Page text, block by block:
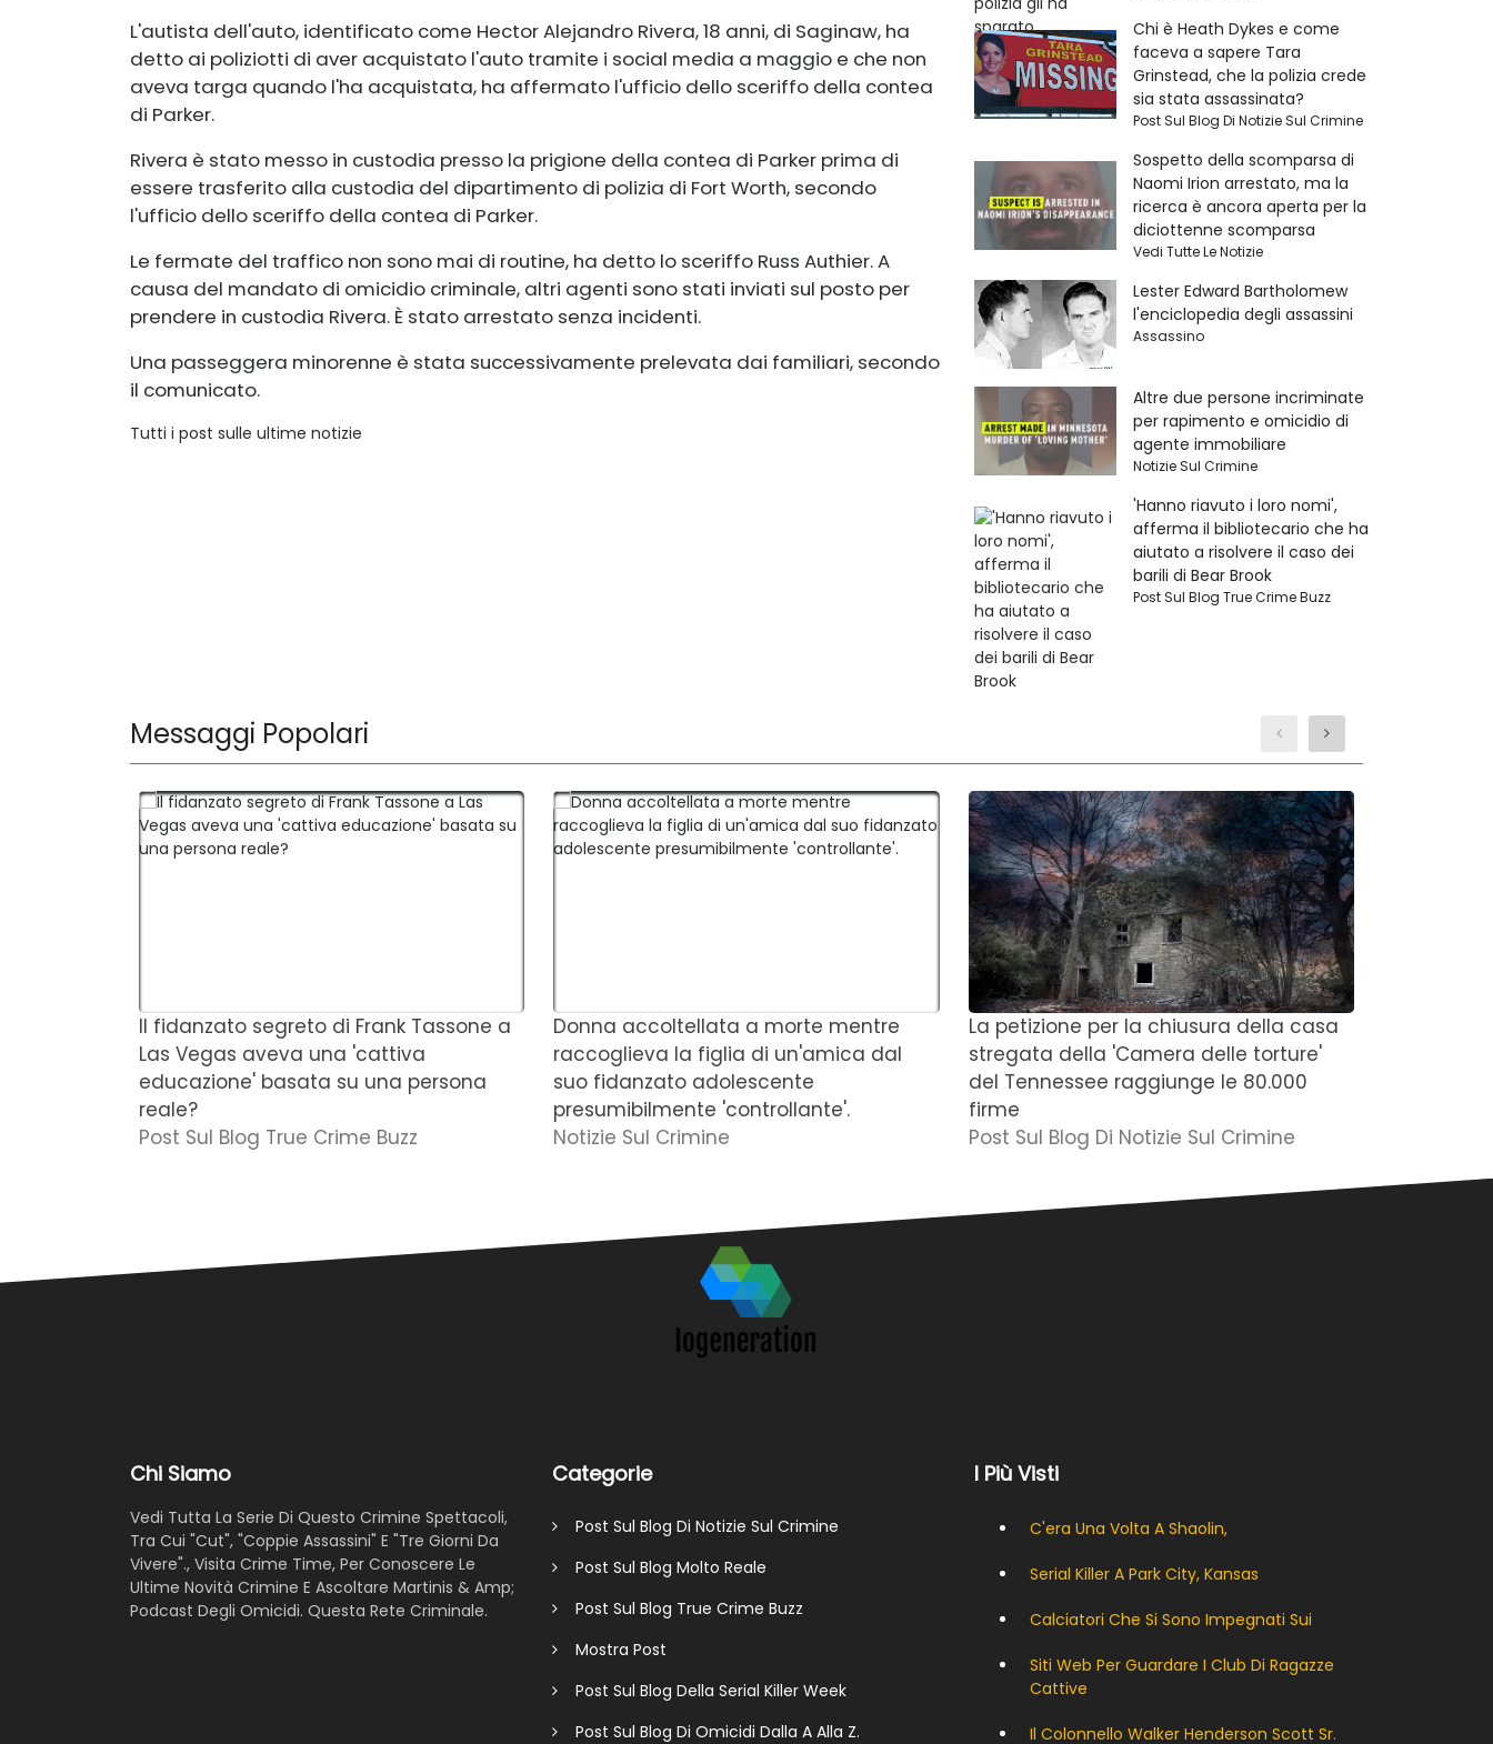
L'autista dell'auto, identificato come Hector Alejandro Rivera, 18 anni, di Saginaw, ha
detto ai poliziotti di aver acquistato l'auto tramite i social media a maggio e che non
aveva targa quando l'ha acquistata, ha affermato l'ufficio dello sceriffo della contea
di Parker.
Rivera è stato messo in custodia presso la prigione della contea di Parker prima di
essere trasferito alla custodia del dipartimento di polizia di Fort Worth, secondo
l'ufficio dello sceriffo della contea di Parker.
Le fermate del traffico non sono mai di routine, ha detto lo sceriffo Russ Authier. A
causa del mandato di omicidio criminale, altri agenti sono stati inviati sul posto per
prendere in custodia Rivera. È stato arrestato senza incidenti.
Una passeggera minorenne è stata successivamente prelevata dai familiari, secondo
il comunicato.
Tutti i post sulle ultime notizie
Chi è Heath Dykes e come
faceva a sapere Tara
Grinstead, che la polizia crede
sia stata assassinata?
Post Sul Blog Di Notizie Sul Crimine
Sospetto della scomparsa di
Naomi Irion arrestato, ma la
ricerca è ancora aperta per la
diciottenne scomparsa
Vedi Tutte Le Notizie
Lester Edward Bartholomew
l'enciclopedia degli assassini
Assassino
Altre due persone incriminate
per rapimento e omicidio di
agente immobiliare
Notizie Sul Crimine
'Hanno riavuto i loro nomi',
afferma il bibliotecario che ha
aiutato a risolvere il caso dei
barili di Bear Brook
Post Sul Blog True Crime Buzz
Messaggi Popolari
Il fidanzato segreto di Frank Tassone a
Las Vegas aveva una 'cattiva
educazione' basata su una persona
reale?
Post Sul Blog True Crime Buzz
Donna accoltellata a morte mentre
raccoglieva la figlia di un'amica dal
suo fidanzato adolescente
presumibilmente 'controllante'.
Notizie Sul Crimine
La petizione per la chiusura della casa
stregata della 'Camera delle torture'
del Tennessee raggiunge le 80.000
firme
Post Sul Blog Di Notizie Sul Crimine
Chi Siamo
Vedi Tutta La Serie Di Questo Crimine Spettacoli,
Tra Cui "Cut", "Coppie Assassini" E "Tre Giorni Da
Vivere"., Visita Crime Time, Per Conoscere Le
Ultime Novità Crimine E Ascoltare Martinis & Amp;
Podcast Degli Omicidi. Questa Rete Criminale.
Categorie
Post Sul Blog Di Notizie Sul Crimine
Post Sul Blog Molto Reale
Post Sul Blog True Crime Buzz
Mostra Post
Post Sul Blog Della Serial Killer Week
Post Sul Blog Di Omicidi Dalla A Alla Z.
I Più Visti
C'era Una Volta A Shaolin,
Serial Killer A Park City, Kansas
Calciatori Che Si Sono Impegnati Sui
Siti Web Per Guardare I Club Di Ragazze
Cattive
Il Colonnello Walker Henderson Scott Sr.